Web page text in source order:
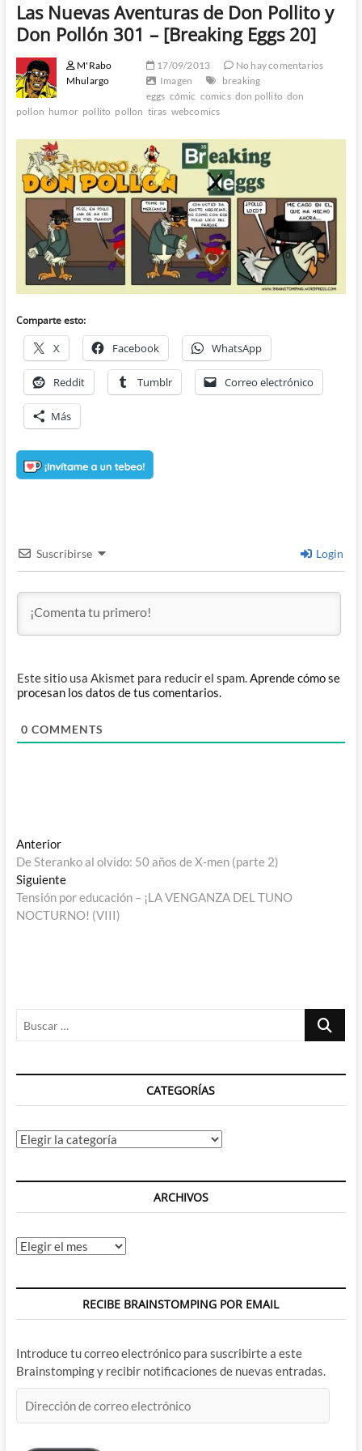
Las Nuevas Aventuras de Don Pollito y
Don Pollón 301 – [Breaking Eggs 20]
M'Rabo
Mhulargo
17/09/2013
No hay comentarios
Imagen
breaking
eggs cómic comics don pollito don
pollon humor pollito pollon tiras webcomics
Comparte esto:
X Facebook WhatsApp
Reddit Tumblr Correo electrónico
Más
Suscribirse Login
Este sitio usa Akismet para reducir el spam.Aprende cómo se
procesan los datos de tus comentarios.
0 COMMENTS
Navegación
de
entradas
AnteriorEntrada
anterior:
De Steranko al olvido: 50 años de X-men (parte 2)
SiguienteEntrada
siguiente:
Tensión por educación – ¡LA VENGANZA DEL TUNO
NOCTURNO! (VIII)
Buscar
CATEGORÍAS
Categorías
ARCHIVOS
Archivos
RECIBE BRAINSTOMPING POR EMAIL
Introduce tu correo electrónico para suscribirte a este
Brainstomping y recibir notificaciones de nuevas entradas.
de